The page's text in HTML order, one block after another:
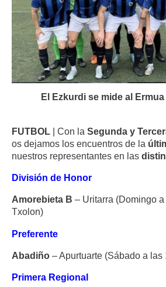
El Ezkurdi se mide al
FUTBOL | Con la Segunda y
os dejamos los encuentros de la
nuestros representantes en las
División de Honor
Amorebieta B – Uritarra (Domingo
Txolon)
Preferente
Abadiño – Apurtuarte (Sábado a las
Primera Regional